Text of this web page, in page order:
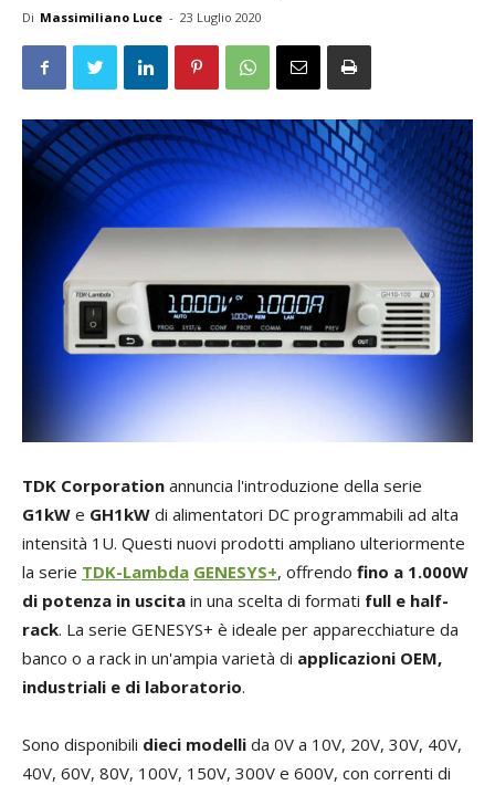
Di Massimiliano Luce - 23 Luglio 2020
TDK Corporation annuncia l'introduzione della serie
G1kW e GH1kW di alimentatori DC programmabili ad alta
intensità 1U. Questi nuovi prodotti ampliano ulteriormente
la serie TDK-Lambda GENESYS+, offrendo fino a 1.000W
di potenza in uscita in una scelta di formati full e half-
rack. La serie GENESYS+ è ideale per apparecchiature da
banco o a rack in un'ampia varietà di applicazioni OEM,
industriali e di laboratorio.
Sono disponibili dieci modelli da 0V a 10V, 20V, 30V, 40V,
40V, 60V, 80V, 100V, 150V, 300V e 600V, con correnti di